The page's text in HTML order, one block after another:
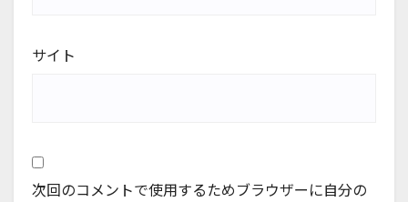
サイト
次回のコメントで使用するためブラウザーに自分の